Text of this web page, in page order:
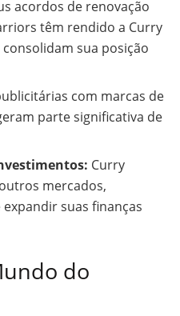
acordos de renovação
têm rendido a Curry
sua posição
com marcas de
parte significativa de
Curry
mercados,
suas finanças
do